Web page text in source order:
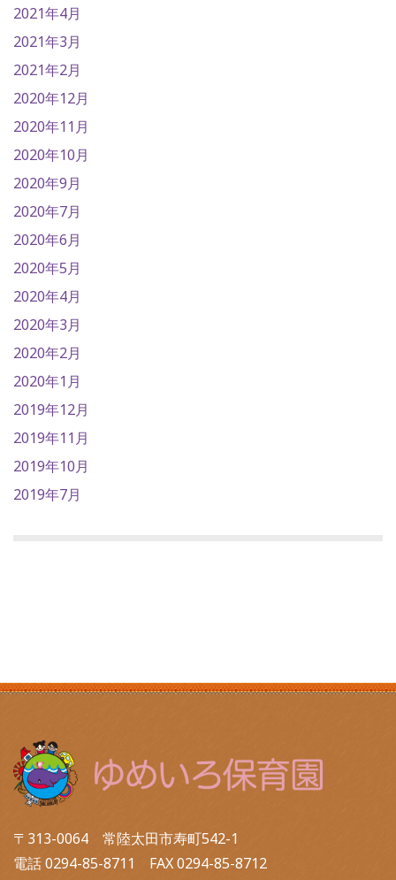
2021年4月
2021年3月
2021年2月
2020年12月
2020年11月
2020年10月
2020年9月
2020年7月
2020年6月
2020年5月
2020年4月
2020年3月
2020年2月
2020年1月
2019年12月
2019年11月
2019年10月
2019年7月
〒313-0064 常陸太田市寿町542-1
電話 0294-85-8711 FAX 0294-85-8712